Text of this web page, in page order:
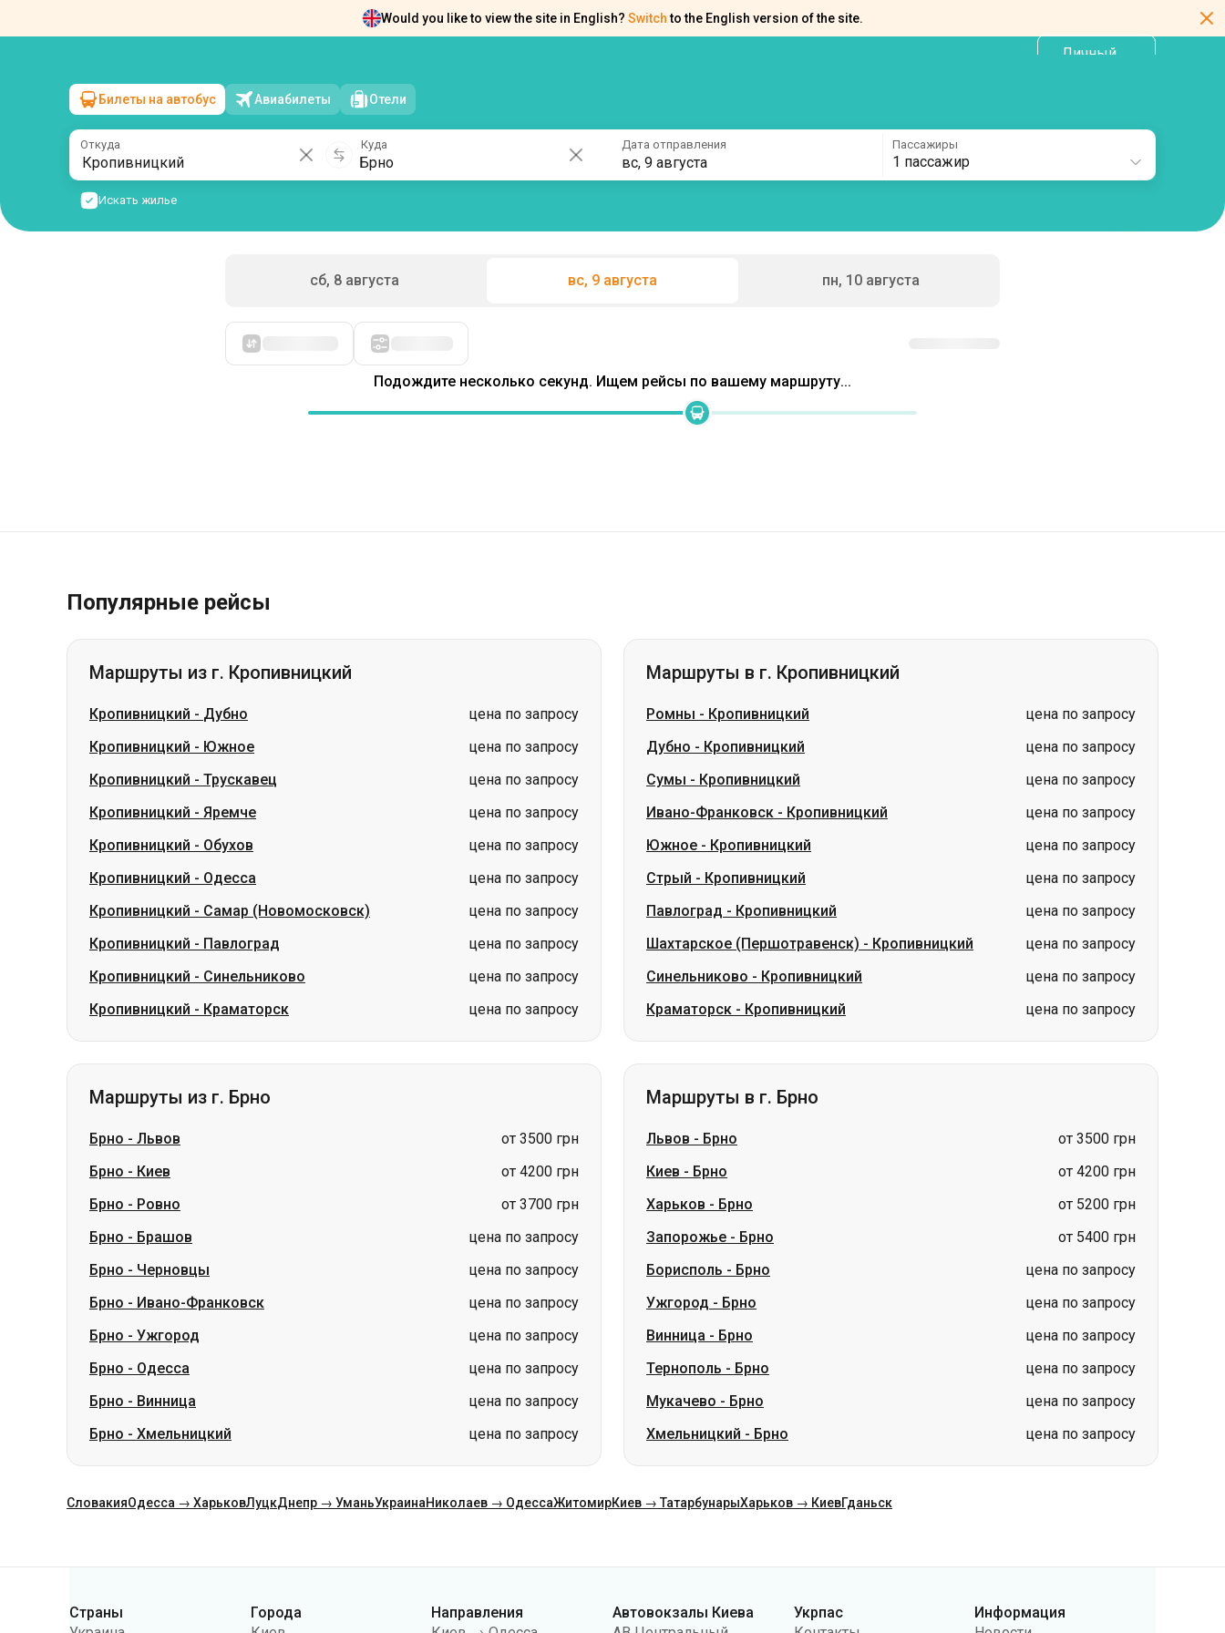
Would you like to view the site in English? Switch to the English version of the site.
Личный
Кропивницкий →Брно
вс, 9 августа/1 пассажир
Билеты на автобус Авиабилеты Отели
Откуда Куда Дата отправления
вс, 9 августа
Пассажиры
1 пассажир
Искать жилье
сб, 8 августа вс, 9 августа пн, 10 августа
Сначала дешевые
Кропивницкий Дубно
Кропивницкий-Трускавец
Кропивницкий-Яремче
цена по запросу
Кропивницкий-Обухов
цена по запросу
Кропивницкий-Одесса
цена по запросу
Кропивницкий-Самар (Новомосковск)
цена по запросу
Кропивницкий-Павлоград
цена по запросу
Кропивницкий-Синельниково
цена по запросу
Кропивницкий-Краматорск цена по запросу
Сумы-Кропивницкий
Ивано-Франковск-Кропивницкий
цена по запросу
Южное-Кропивницкий
цена по запросу
Стрый-Кропивницкий
цена по запросу
Павлоград-Кропивницкий
цена по запросу
Шахтарское (Першотравенск)
цена по запросу
Синельниково-Кропивницкий
цена по запросу
Краматорск-Кропивницкий цена по запросу
Маршруты из г. Брно
Брно-Львов
от 3500 грн
Брно-Ровно
Брно-Брашов
цена по запросу
Брно-Черновцы
цена по запросу
Брно-Ивано-Франковск
цена по запросу
Брно-Ужгород
цена по запросу
Брно-Одесса
цена по запросу
Брно-Винница
цена по запросу
Брно-Хмельницкий цена по запросу
Маршруты в г. Брно
Львов-Брно
от 3500 грн
Харьков- Брно
Запорожье-
от 5400 грн
Борисполь-
цена по запросу
Ужгород-Брно
цена по запросу
Винница-Брно
цена по запросу
Тернополь-Брно
цена по запросу
Мукачево-Брно
цена по запросу
Хмельницкий- цена по запросу
СловакияОдесса → Харьков Николаев → ОдессаЖитомир Киев → ТатарбунарыХарьков → Киев
Категории
Германия
Чехия
Днепр
Львов
Варшава → Днепр
Днепр → Одесса
АС Южная
АС Дарница
Политика
конфиденциальности
Возврат билетов
Карта сайта